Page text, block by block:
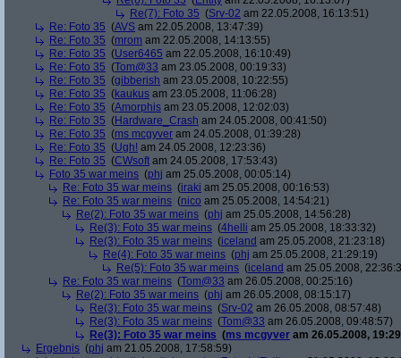
Re(7): Foto 35 (Srv-02 am 22.05.2008, 16:13:51)
Re: Foto 35 (AVS am 22.05.2008, 13:47:39)
Re: Foto 35 (mrom am 22.05.2008, 14:13:55)
Re: Foto 35 (User6465 am 22.05.2008, 16:10:49)
Re: Foto 35 (Tom@33 am 23.05.2008, 00:19:33)
Re: Foto 35 (gibberish am 23.05.2008, 10:22:55)
Re: Foto 35 (kaukus am 23.05.2008, 11:06:28)
Re: Foto 35 (Amorphis am 23.05.2008, 12:02:03)
Re: Foto 35 (Hardware_Crash am 24.05.2008, 00:41:50)
Re: Foto 35 (ms mcgyver am 24.05.2008, 01:39:28)
Re: Foto 35 (Ugh! am 24.05.2008, 12:23:36)
Re: Foto 35 (CWsoft am 24.05.2008, 17:53:43)
Foto 35 war meins (phj am 25.05.2008, 00:05:14)
Re: Foto 35 war meins (iraki am 25.05.2008, 00:16:53)
Re: Foto 35 war meins (nico am 25.05.2008, 14:54:21)
Re(2): Foto 35 war meins (phj am 25.05.2008, 14:56:28)
Re(3): Foto 35 war meins (4helli am 25.05.2008, 18:33:32)
Re(3): Foto 35 war meins (iceland am 25.05.2008, 21:23:18)
Re(4): Foto 35 war meins (phj am 25.05.2008, 21:29:19)
Re(5): Foto 35 war meins (iceland am 25.05.2008,
Re: Foto 35 war meins (Tom@33 am 26.05.2008, 00:25:16)
Re(2): Foto 35 war meins (phj am 26.05.2008, 08:15:17)
Re(3): Foto 35 war meins (Srv-02 am 26.05.2008, 08:57:48)
Re(3): Foto 35 war meins (Tom@33 am 26.05.2008, 09:48:57)
Re(3): Foto 35 war meins (ms mcgyver am 26.05.2008,
Ergebnis (phj am 21.05.2008, 17:58:59)